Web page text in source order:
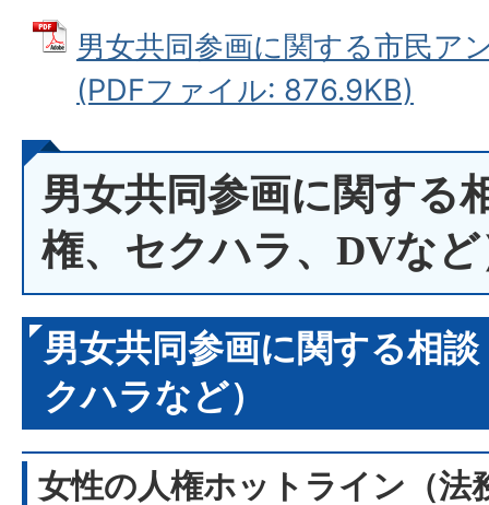
男女共同参画に関する市民ア
(PDFファイル: 876.9KB)
男女共同参画に関する
権、セクハラ、DVなど
男女共同参画に関する相
クハラなど）
女性の人権ホットライン（法